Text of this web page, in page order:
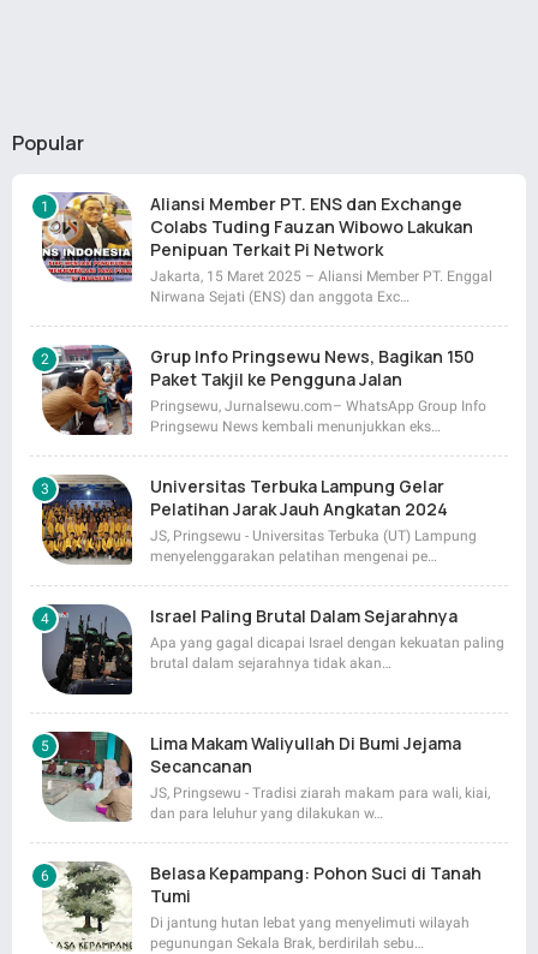
Popular
Aliansi Member PT. ENS dan Exchange
Colabs Tuding Fauzan Wibowo Lakukan
Penipuan Terkait Pi Network
Jakarta, 15 Maret 2025 – Aliansi Member PT. Enggal
Nirwana Sejati (ENS) dan anggota Exc…
Grup Info Pringsewu News, Bagikan 150
Paket Takjil ke Pengguna Jalan
Pringsewu, Jurnalsewu.com– WhatsApp Group Info
Pringsewu News kembali menunjukkan eks…
Universitas Terbuka Lampung Gelar
Pelatihan Jarak Jauh Angkatan 2024
JS, Pringsewu - Universitas Terbuka (UT) Lampung
menyelenggarakan pelatihan mengenai pe…
Israel Paling Brutal Dalam Sejarahnya
Apa yang gagal dicapai Israel dengan kekuatan paling
brutal dalam sejarahnya tidak akan…
Lima Makam Waliyullah Di Bumi Jejama
Secancanan
JS, Pringsewu - Tradisi ziarah makam para wali, kiai,
dan para leluhur yang dilakukan w…
Belasa Kepampang: Pohon Suci di Tanah
Tumi
Di jantung hutan lebat yang menyelimuti wilayah
pegunungan Sekala Brak, berdirilah sebu…